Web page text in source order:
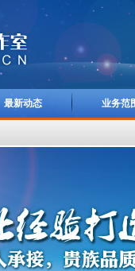
最新动态 业务范